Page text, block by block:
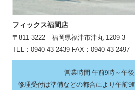
フィックス福間店
〒811-3222 福岡県福津市津丸 1209-3
TEL：0940-43-2439 FAX：0940-43-2497
営業時間 午前9時～午
修理受付は準備などの都合により午前9